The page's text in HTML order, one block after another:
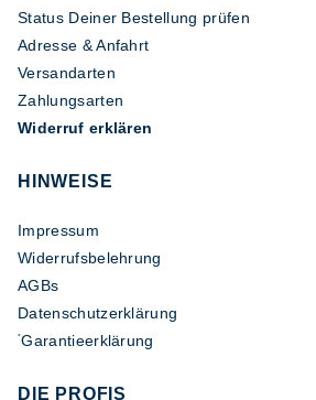
Status Deiner Bestellung prüfen
Adresse & Anfahrt
Versandarten
Zahlungsarten
Widerruf erklären
HINWEISE
Impressum
Widerrufsbelehrung
AGBs
Datenschutzerklärung
*Garantieerklärung
DIE PROFIS